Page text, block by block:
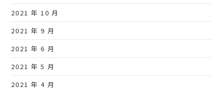
2021 年 10 月
2021 年 9 月
2021 年 6 月
2021 年 5 月
2021 年 4 月